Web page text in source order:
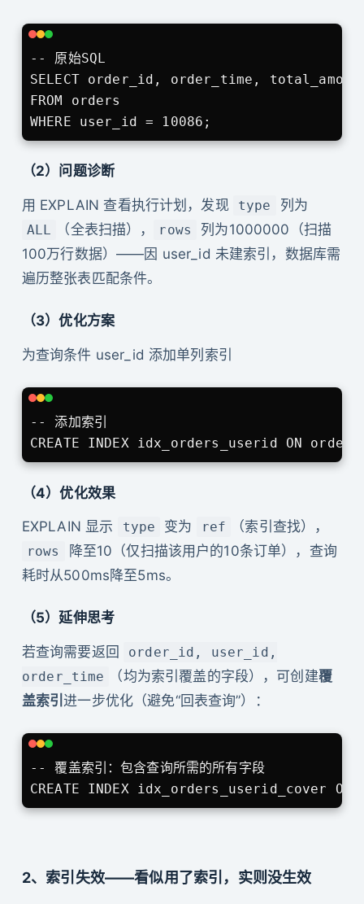
-- 原始SQL
SELECT order_id, order_time,
FROM orders
WHERE user_id = 10086;
（2）问题诊断
用 EXPLAIN 查看执行计划，发现 type 列为
ALL （全表扫描）， rows
列为1000000（扫描
100万行数据）——因 user_id 未建索引，数据库需
遍历整张表匹配条件。
（3）优化方案
为查询条件 user_id 添加单列索引
-- 添加索引
CREATE INDEX idx_orders_userid ON
（4）优化效果
EXPLAIN 显示 type 变为 ref （索引查找），
rows
降至10（仅扫描该用户的10条订单），查询
耗时从500ms降至5ms。
（5）延伸思考
若查询需要返回
order_id, user_id,
order_time
（均为索引覆盖的字段），可创建覆
盖索引进一步优化（避免“回表查询”）：
-- 覆盖索引：包含查询所需的所有字段
CREATE INDEX idx_orders_userid_cover
2、索引失效——看似用了索引，实则没生效